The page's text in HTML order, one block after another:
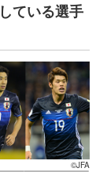
ている選手
©JFA